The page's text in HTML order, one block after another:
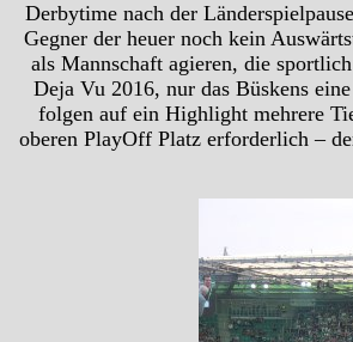
Derbytime nach der
Gegner der heuer noch kein
als Mannschaft agieren, die
Deja Vu 2016, nur das Büskens
folgen auf ein Highlight mehrere
oberen PlayOff Platz erforderlich –